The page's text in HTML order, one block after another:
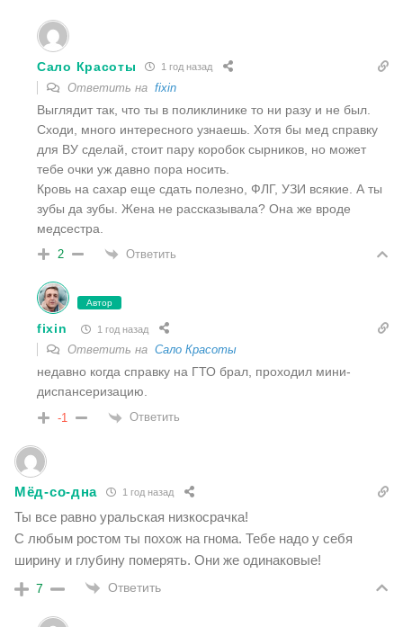
Сало Красоты 1 год назад
Ответить на fixin
Выглядит так, что ты в поликлинике то ни разу и не был.
Сходи, много интересного узнаешь. Хотя бы мед справку
для ВУ сделай, стоит пару коробок сырников, но может
тебе очки уж давно пора носить.
Кровь на сахар еще сдать полезно, ФЛГ, УЗИ всякие. А ты
зубы да зубы. Жена не рассказывала? Она же вроде
медсестра.
2 Ответить
Автор
fixin 1 год назад
Ответить на Сало Красоты
недавно когда справку на ГТО брал, проходил мини-
диспансеризацию.
-1 Ответить
Мёд-со-дна 1 год назад
Ты все равно уральская низкосрачка!
С любым ростом ты похож на гнома. Тебе надо у себя
ширину и глубину померять. Они же одинаковые!
7 Ответить